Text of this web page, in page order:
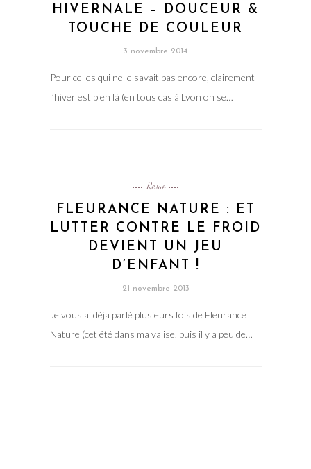
HIVERNALE – DOUCEUR &
TOUCHE DE COULEUR
3 novembre 2014
Pour celles qui ne le savait pas encore, clairement
l’hiver est bien là (en tous cas à Lyon on se…
Revue
FLEURANCE NATURE : ET
LUTTER CONTRE LE FROID
DEVIENT UN JEU
D’ENFANT !
21 novembre 2013
Je vous ai déja parlé plusieurs fois de Fleurance
Nature (cet été dans ma valise, puis il y a peu de…